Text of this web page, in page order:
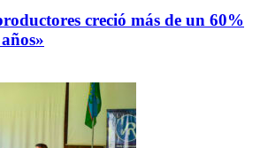
creció más de un 60%